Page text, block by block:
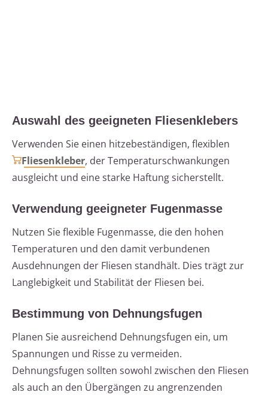
Auswahl des geeigneten Fliesenklebers
Verwenden Sie einen hitzebeständigen, flexiblen
Fliesenkleber, der Temperaturschwankungen
ausgleicht und eine starke Haftung sicherstellt.
Verwendung geeigneter Fugenmasse
Nutzen Sie flexible Fugenmasse, die den hohen
Temperaturen und den damit verbundenen
Ausdehnungen der Fliesen standhält. Dies trägt zur
Langlebigkeit und Stabilität der Fliesen bei.
Bestimmung von Dehnungsfugen
Planen Sie ausreichend Dehnungsfugen ein, um
Spannungen und Risse zu vermeiden.
Dehnungsfugen sollten sowohl zwischen den Fliesen
als auch an den Übergängen zu angrenzenden